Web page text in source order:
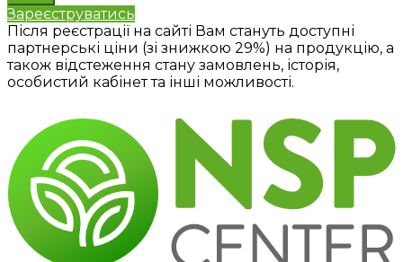
Зареєструватись
Після реєстрації на сайті Вам стануть доступні
партнерські ціни (зі знижкою 29%) на продукцію, а
також відстеження стану замовлень, історія,
особистий кабінет та інші можливості.